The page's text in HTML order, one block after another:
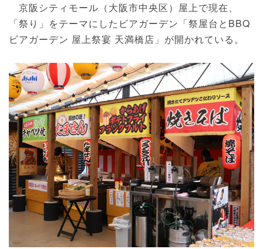
京阪シティモール（大阪市中央区）屋上で現在、
「祭り」をテーマにしたビアガーデン「祭屋台とBBQ
ビアガーデン 屋上祭宴 天満橋店」が開かれている。